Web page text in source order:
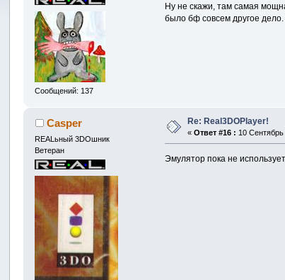
Сообщений: 137
Ну не скажи, там самая
было бф совсем другое
Casper
REALьный 3DOшник
Ветеран
Re: Real3DOPlayer!
«Ответ #16 : 10
Эмулятор пока не